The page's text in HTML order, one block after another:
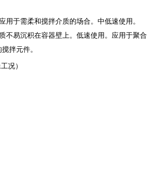
用于需柔和搅拌介质的场合。中低速使用。
不易沉积在容器壁上。低速使用。应用于聚合
拌元件。
况）